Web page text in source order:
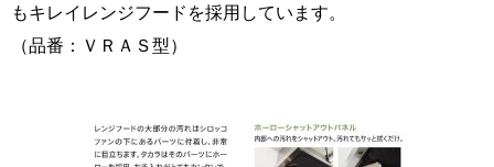
もキレイレンジフードを採用しています。
（品番：ＶＲＡＳ型）